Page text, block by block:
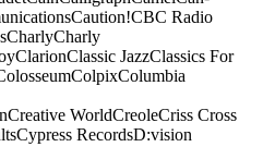
Caution!CBC Radio
CharlyCharly
ClarionClassic JazzClassics For
ColpixColumbia
Creative WorldCreoleCriss Cross
Cypress RecordsD:vision